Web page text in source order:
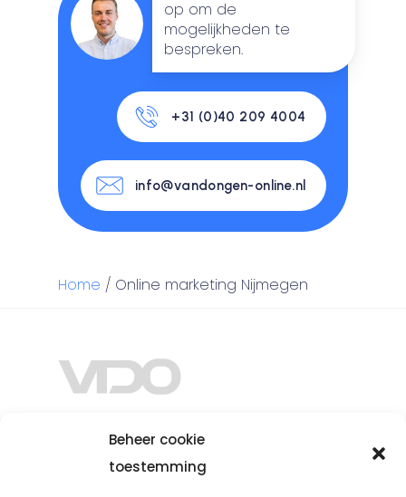
Beheer cookie
toestemming
op om de
mogelijkheden te
bespreken.
+31 (0)40 209 4004
info@vandongen-online.nl
Home / Online marketing Nijmegen
Contact